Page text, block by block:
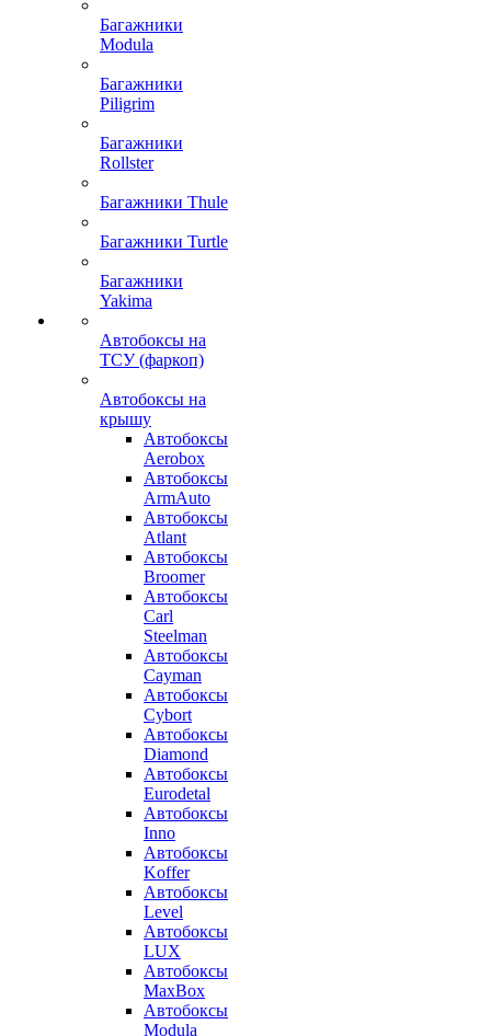
Багажники
Modula
Багажники
Piligrim
Багажники
Rollster
Багажники Thule
Багажники Turtle
Багажники
Yakima
Автобоксы на
ТСУ (фаркоп)
Автобоксы на
крышу
Автобоксы
Aerobox
Автобоксы
ArmAuto
Автобоксы
Atlant
Автобоксы
Broomer
Автобоксы
Carl
Steelman
Автобоксы
Cayman
Автобоксы
Cybort
Автобоксы
Diamond
Автобоксы
Eurodetal
Автобоксы
Inno
Автобоксы
Koffer
Автобоксы
Level
Автобоксы
LUX
Автобоксы
MaxBox
Автобоксы
Modula